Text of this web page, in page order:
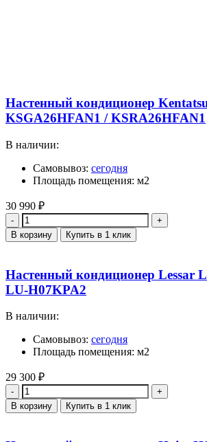
Настенный кондиционер
KSGA26HFAN1 / KSRA26HFAN1
В наличии:
Самовывоз: сегодня
Площадь помещения: м2
30 990 ₽
Количество
В корзину Купить в 1 клик
Настенный кондиционер Lessar
LU-H07KPA2
В наличии:
Самовывоз: сегодня
Площадь помещения: м2
29 300 ₽
Количество
В корзину Купить в 1 клик